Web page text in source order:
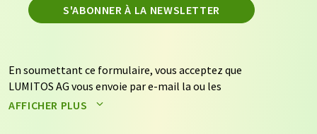
S'ABONNER À LA NEWSLETTER
En soumettant ce formulaire, vous acceptez que
LUMITOS AG vous envoie par e-mail la ou les
newsletters sélectionnées ci-dessus. Vos données ne
AFFICHER PLUS